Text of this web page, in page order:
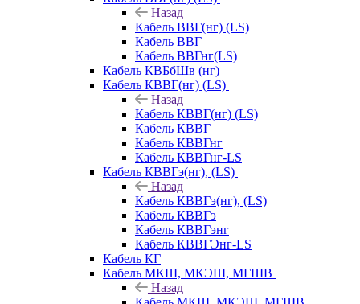
Назад
Кабель ВВГ(нг) (LS)
Кабель ВВГ
Кабель ВВГнг(LS)
Кабель КВБбШв (нг)
Кабель КВВГ(нг) (LS)
Назад
Кабель КВВГ(нг) (LS)
Кабель КВВГ
Кабель КВВГнг
Кабель КВВГнг-LS
Кабель КВВГэ(нг), (LS)
Назад
Кабель КВВГэ(нг), (LS)
Кабель КВВГэ
Кабель КВВГэнг
Кабель КВВГЭнг-LS
Кабель КГ
Кабель МКШ, МКЭШ, МГШВ
Назад